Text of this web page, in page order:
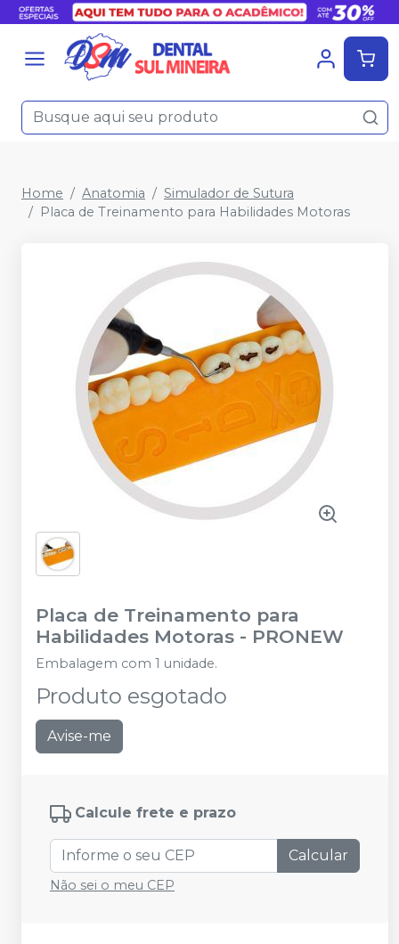
Home Anatomia
Simulador de Sutura
Placa de Treinamento para Habilidades Motoras
Placa de Treinamento para
Habilidades Motoras - PRONEW
Embalagem com 1 unidade.
Produto esgotado
Avise-me
Calcule frete e prazo
Calcular
Não sei o meu CEP